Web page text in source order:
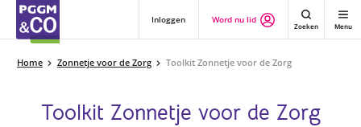
Inloggen Word nu lid
Zoeken Menu
Home Zonnetje voor de Zorg Toolkit Zonnetje voor de Zorg
Toolkit Zonnetje voor de Zorg